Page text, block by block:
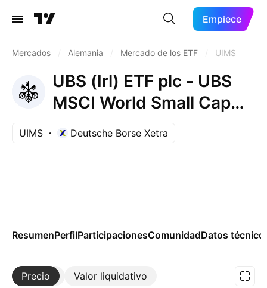
Empiece
Mercados Alemania Mercado de los ETF UIMS
UBS (Irl) ETF plc - UBS
MSCI World Small Cap
Socially Responsible
UIMS Deutsche Borse Xetra
ResumenPerfilParticipacionesComunidadDatos
Precio Valor liquidativo
Más